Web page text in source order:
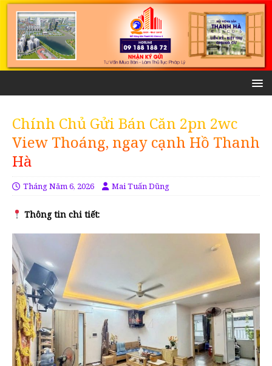
Chính Chủ Gửi Bán Căn 2pn 2wc
View Thoáng, ngay cạnh Hồ Thanh
Hà
Tháng Năm 6, 2026 Mai Tuấn Dũng
Thông tin chi tiết: